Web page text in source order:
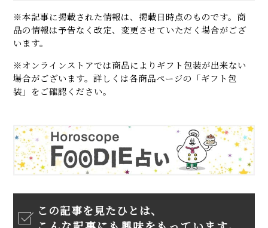
※本記事に掲載された情報は、掲載日時点のものです。商
品の情報は予告なく改定、変更させていただく場合がござ
います。
※オンラインストアでは商品によりギフト包装が出来ない
場合がございます。詳しくは各商品ページの「ギフト包
装」をご確認ください。
この記事を見たひとは、